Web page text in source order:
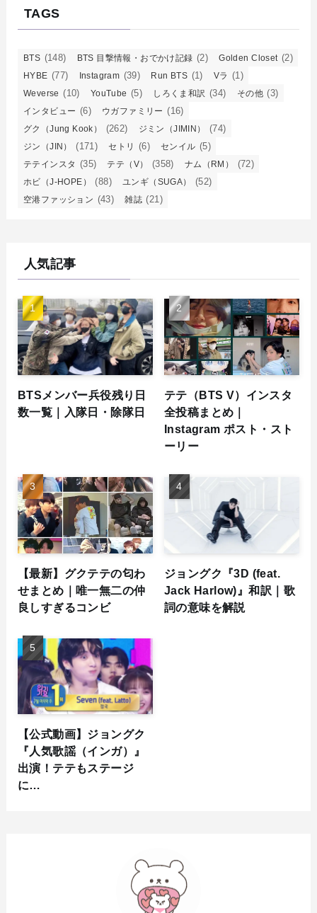
TAGS
BTS (148) BTS 目撃情報・おでかけ記録 (2) Golden Closet (2)
HYBE (77) Instagram (39) Run BTS (1) Vラ (1)
Weverse (10) YouTube (5) しろくま和訳 (34) その他 (3)
インタビュー (6) ウガファミリー (16)
グク（Jung Kook） (262) ジミン（JIMIN） (74)
ジン（JIN） (171) セトリ (6) センイル (5)
テテインスタ (35) テテ（V） (358) ナム（RM） (72)
ホビ（J-HOPE） (88) ユンギ（SUGA） (52)
空港ファッション (43) 雑誌 (21)
人気記事
BTSメンバー兵役残り日
数一覧｜入隊日・除隊日
テテ（BTS V）インスタ
全投稿まとめ｜
Instagram ポスト・スト
ーリー
【最新】グクテテの匂わ
せまとめ｜唯一無二の仲
良しすぎるコンビ
ジョングク『3D (feat.
Jack Harlow)』和訳｜歌
詞の意味を解説
【公式動画】ジョングク
『人気歌謡（インガ）』
出演！テテもステージ
に…